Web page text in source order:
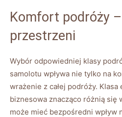
Komfort podróży
przestrzeni
Wybór odpowiedniej klasy
samolotu wpływa nie tylko na⁣
wrażenie z całej ‌podróży.
biznesowa znacząco różnią się
może mieć ‍bezpośredni wpływ‍